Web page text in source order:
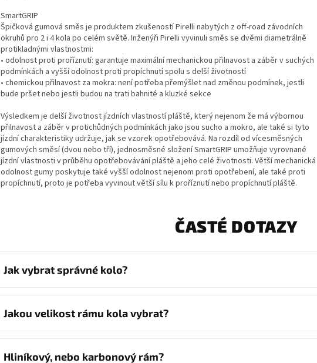
SmartGRIP
Špičková gumová směs je produktem zkušeností Pirelli nabytých z off-road závodních
okruhů pro 2 i 4 kola po celém světě. Inženýři Pirelli vyvinuli směs se dvěmi diametrálně
protikladnými vlastnostmi:
• odolnost proti proříznutí: garantuje maximální mechanickou přilnavost a záběr v suchých
podmínkách a vyšší odolnost proti propíchnutí spolu s delší životností
• chemickou přilnavost za mokra: není potřeba přemýšlet nad změnou podmínek, jestli
bude pršet nebo jestli budou na trati bahnité a kluzké sekce
Výsledkem je delší životnost jízdních vlastností pláště, který nejenom že má výbornou
přilnavost a záběr v protichůdných podmínkách jako jsou sucho a mokro, ale také si tyto
jízdní charakteristiky udržuje, jak se vzorek opotřebovává. Na rozdíl od vícesměsných
gumových směsí (dvou nebo tří), jednosměsné složení SmartGRIP umožňuje vyrovnané
jízdní vlastnosti v průběhu opotřebovávání pláště a jeho celé životnosti. Větší mechanická
odolnost gumy poskytuje také vyšší odolnost nejenom proti opotřebení, ale také proti
propíchnutí, proto je potřeba vyvinout větší sílu k proříznutí nebo propíchnutí pláště.
ČASTÉ DOTAZY
Jak vybrat správné kolo?
Jakou velikost rámu kola vybrat?
Hliníkový, nebo karbonový rám?